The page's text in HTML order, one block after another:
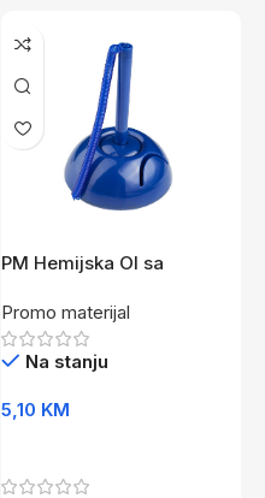
PM Hemijska Ol sa
Promo materijal
Na stanju
5,10 KM